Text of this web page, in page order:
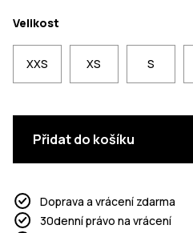
Velikost
XXS XS S
Přidat do košíku
Doprava a vrácení zdarma
30denní právo na vrácení